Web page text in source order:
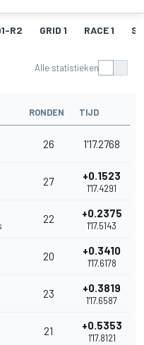
R2 GRID 1 RACE 1
Alle statistieken
RONDEN TIJD
26 1'17.2768
27 +0.1523
1'17.4291
22 +0.2375
1'17.5143
20 +0.3410
1'17.6178
23 +0.3819
1'17.6587
21 +0.5353
1'17.8121